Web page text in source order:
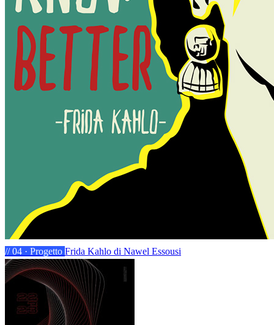
// 04 · Progetto Frida Kahlo di Nawel Essousi